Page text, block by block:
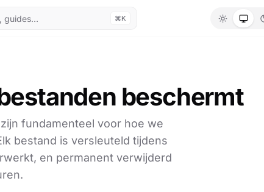
⌘K
beschermt
fundamenteel voor hoe we
bestand is versleuteld tijdens
en permanent verwijderd